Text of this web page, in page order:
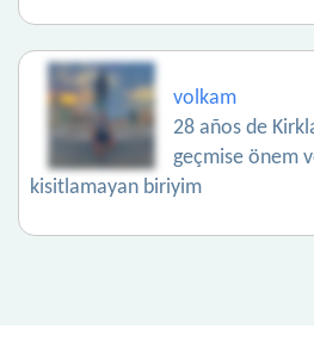
volkam
28 años de
geçmise önem
kisitlamayan biriyim